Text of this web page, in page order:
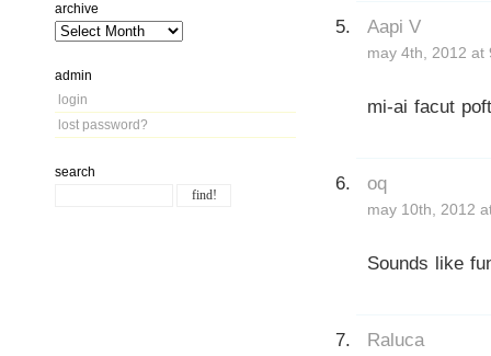
archive
admin
login
lost password?
search
Aapi V
may 4th, 2012 at
mi-ai facut
oq
may 10th, 2012
Sounds like
Raluca